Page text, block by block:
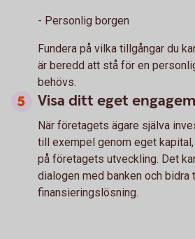
- Personlig borgen
Fundera på vilka tillgångar du
är beredd att stå för en
behövs.
Visa ditt eget
När företagets ägare själva
till exempel genom eget
på företagets utveckling. Det
dialogen med banken och bidra
finansieringslösning.